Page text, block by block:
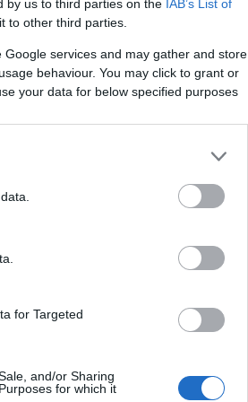
by us to third parties on the IAB’s List of
to other third parties.
services and may gather and store
behaviour. You may click to grant or
your data for below specified purposes
for Targeted
and/or Sharing
for which it
και τασπίτια
να μοιάζει με
και το χωριό